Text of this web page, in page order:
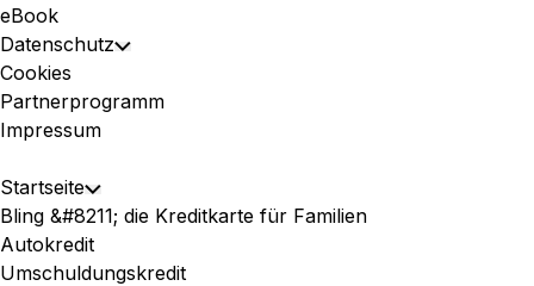
eBook
Datenschutz Toggle
Menu
Cookies
Partnerprogramm
Impressum
Expand
Menu
Startseite Toggle
Child
Menu
Bling &#8211; die Kreditkarte für Familien
Autokredit
Umschuldungskredit